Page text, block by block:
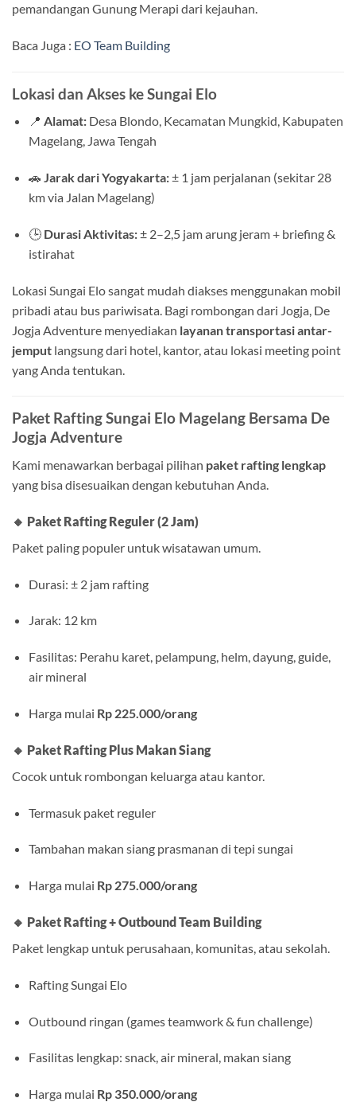
pemandangan Gunung Merapi dari kejauhan.
Baca Juga : EO Team Building
Lokasi dan Akses ke Sungai Elo
📍 Alamat:Desa Blondo, Kecamatan Mungkid, Kabupaten
Magelang, Jawa Tengah
🚗 Jarak dari Yogyakarta:± 1 jam perjalanan (sekitar 28
km via Jalan Magelang)
🕒 Durasi Aktivitas:± 2–2,5 jam arung jeram + briefing &
istirahat
Lokasi Sungai Elo sangat mudah diakses menggunakan mobil
pribadi atau bus pariwisata. Bagi rombongan dari Jogja, De
Jogja Adventure menyediakan layanan transportasi antar-
jemput langsung dari hotel, kantor, atau lokasi meeting point
yang Anda tentukan.
Paket Rafting Sungai Elo Magelang Bersama De
Jogja Adventure
Kami menawarkan berbagai pilihan paket rafting lengkap
yang bisa disesuaikan dengan kebutuhan Anda.
🔸 Paket Rafting Reguler (2 Jam)
Paket paling populer untuk wisatawan umum.
Durasi: ± 2 jam rafting
Jarak: 12 km
Fasilitas: Perahu karet, pelampung, helm, dayung, guide,
air mineral
Harga mulai Rp 225.000/orang
🔸 Paket Rafting Plus Makan Siang
Cocok untuk rombongan keluarga atau kantor.
Termasuk paket reguler
Tambahan makan siang prasmanan di tepi sungai
Harga mulai Rp 275.000/orang
🔸 Paket Rafting + Outbound Team Building
Paket lengkap untuk perusahaan, komunitas, atau sekolah.
Rafting Sungai Elo
Outbound ringan (games teamwork & fun challenge)
Fasilitas lengkap: snack, air mineral, makan siang
Harga mulai Rp 350.000/orang